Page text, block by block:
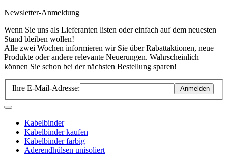
Newsletter-Anmeldung
Wenn Sie uns als Lieferanten listen oder einfach auf dem neuesten
Stand bleiben wollen!
Alle zwei Wochen informieren wir Sie über Rabattaktionen, neue
Produkte oder andere relevante Neuerungen. Wahrscheinlich
können Sie schon bei der nächsten Bestellung sparen!
Ihre E-Mail-Adresse: Anmelden
Kabelbinder
Kabelbinder kaufen
Kabelbinder farbig
Aderendhülsen unisoliert